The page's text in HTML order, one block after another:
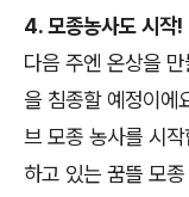
4. 모종농사도 시작!
다음 주엔 온상을
을 침종할 예정이에
브 모종 농사를 시
하고 있는 꿈뜰 모